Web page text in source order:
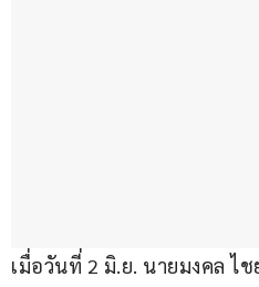
เมื่อวันที่ 2 มิ.ย. นายมงคล